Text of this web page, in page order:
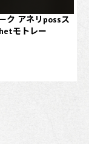
ク アネリpossス
モトレー